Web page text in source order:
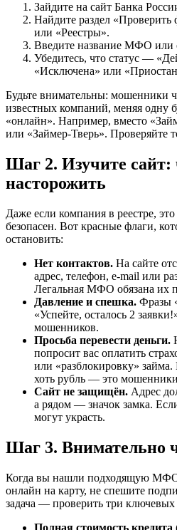
Зайдите на сайт Банка
Найдите раздел
или «Реестры».
Введите название МФО
Убедитесь, что статус —
«Исключена» или
Будьте внимательны: мошенники
известных компаний, меняя одну
«онлайн». Например, вместо
или «Займер-Тверь». Проверяйте
Шаг 2. Изучите сайт:
насторожить
Даже если компания в реестре,
безопасен. Вот красные флаги,
остановить:
Нет контактов. На сайте
адрес, телефон, e-mail или
Легальная МФО обязана их
Давление и спешка. Фразы
«Успейте, осталось 2
мошенников.
Просьба перевести деньги.
попросит вас оплатить
или «разблокировку» займа.
хоть рубль — это
Сайт не защищён. Адрес
а рядом — значок замка.
могут украсть.
Шаг 3. Внимательно
Когда вы нашли подходящую
онлайн на карту, не спешите
задача — проверить три ключевых
Полная стоимость